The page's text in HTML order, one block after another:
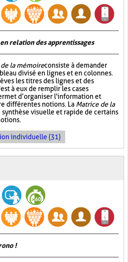
relation des apprentissages
la mémoireconsiste à demander
divisé en lignes et en colonnes.
les titres des lignes et des
à eux de remplir les cases
d’organiser l'information et
différentes notions. La Matrice de la
visuelle et rapide de certains
individuelle (31)
!